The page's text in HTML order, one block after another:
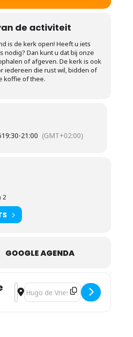
de activiteit
is de kerk open! Heeft u iets
nodig? Dan kunt u dat bij onze
of afgeven. De kerk is ook
iedereen die rust wil, bidden of
koffie of thee.
19:30-21:00 (GMT+02:00)
2
GOOGLE AGENDA
Address - Open kerk [rMtGlqpi8]
Destination Address - Open kerk